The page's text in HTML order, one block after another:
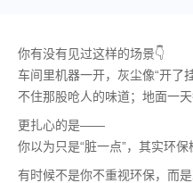
你有没有见过这样的场景👇
车间里机器一开，灰尘像“开了
不住那股呛人的味道；地面一
更扎心的是——
你以为只是“脏一点”，其实环保
有时候不是你不重视环保，而